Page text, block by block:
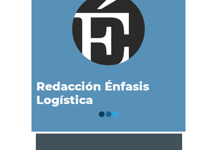
Redacción Énfasis
Logística